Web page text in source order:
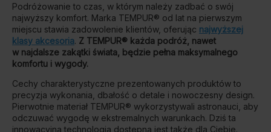
Podróżowanie to czas, w którym należy zadbać o swój
najwyższy komfort. Marka TEMPUR® od lat na pierwszym
miejscu stawia zadowolenie klientów, oferując najwyższej
klasy akcesoria. Z TEMPUR® każda podróż, nawet
w najdalsze zakątki świata, będzie pełna maksymalnego
komfortu i wygody.
Cechy charakterystyczne prezentowanych produktów to
precyzja wykonania, dbałość o detale i nowoczesny design.
Pierwotnie materiał TEMPUR® wykorzystywali astronauci, aby
odczuwać wygodę w ekstremalnych warunkach. Dziś ta
innowacyjna technologia dostępna jest także dla Ciebie.